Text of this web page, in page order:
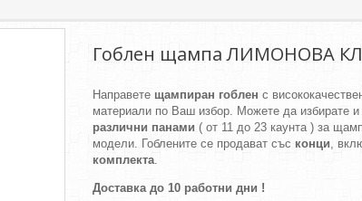
Гоблен щампа ЛИМОНОВА
Направете щампиран гоблен с
материали по Ваш избор. Можете да избирате
различни панами ( от 11 до 23 каунта ) за
модели. Гоблените се продават със конци,
комплекта.
Доставка до 10 работни дни !